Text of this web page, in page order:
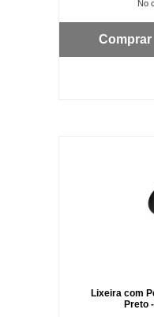
No
Comprar
Lixeira com
Preto